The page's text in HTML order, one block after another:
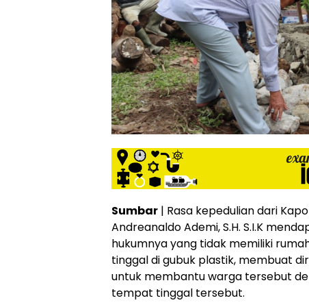
Sumbar | Rasa kepedulian dari
Andreanaldo Ademi, S.H. S.I.K
hukumnya yang tidak memiliki
tinggal di gubuk plastik, membuat
untuk membantu warga tersebut
tempat tinggal tersebut.